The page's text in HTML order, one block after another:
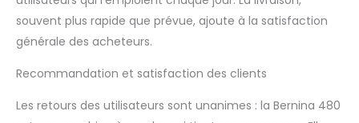
souvent plus rapide que prévue, ajoute à la satisfaction
générale des acheteurs.
Recommandation et satisfaction des clients
Les retours des utilisateurs sont unanimes : la Bernina 480